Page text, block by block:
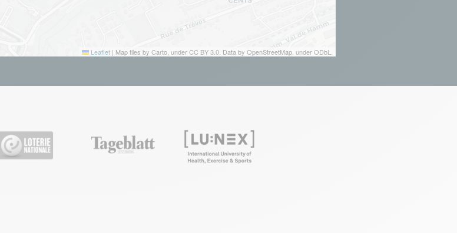
Leaflet | Map tiles by Carto, under CC BY 3.0. Data by OpenStreetMap, under ODbL.